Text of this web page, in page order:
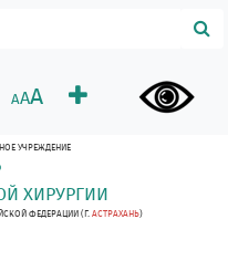
AAA
УЧРЕЖДЕНИЕ
ХИРУРГИИ
ФЕДЕРАЦИИ (Г. АСТРАХАНЬ)